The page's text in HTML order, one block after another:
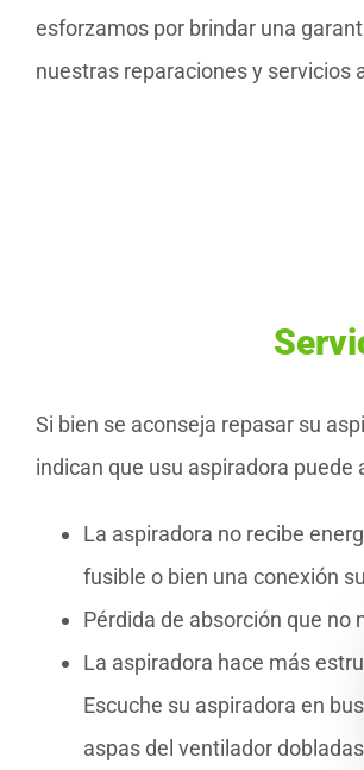
esforzamos por brindar una
nuestras reparaciones y servicios
Si bien se aconseja repasar su
indican que usu aspiradora
La aspiradora no recibe
fusible o bien una conexión
Pérdida de absorción que no
La aspiradora hace más
Escuche su aspiradora en
aspas del ventilador